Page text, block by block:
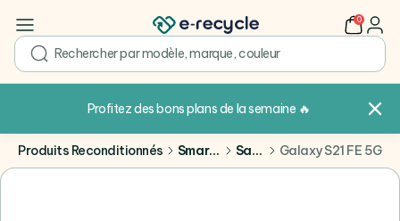
search
0 user
Profitez des bons plans de la semaine 🔥
Produits Reconditionnés Smartphones Samsung Galaxy S21 FE 5G